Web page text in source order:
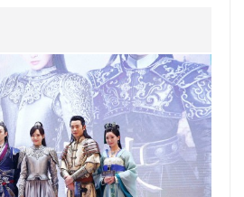
h
at
er l y
Li
n
k